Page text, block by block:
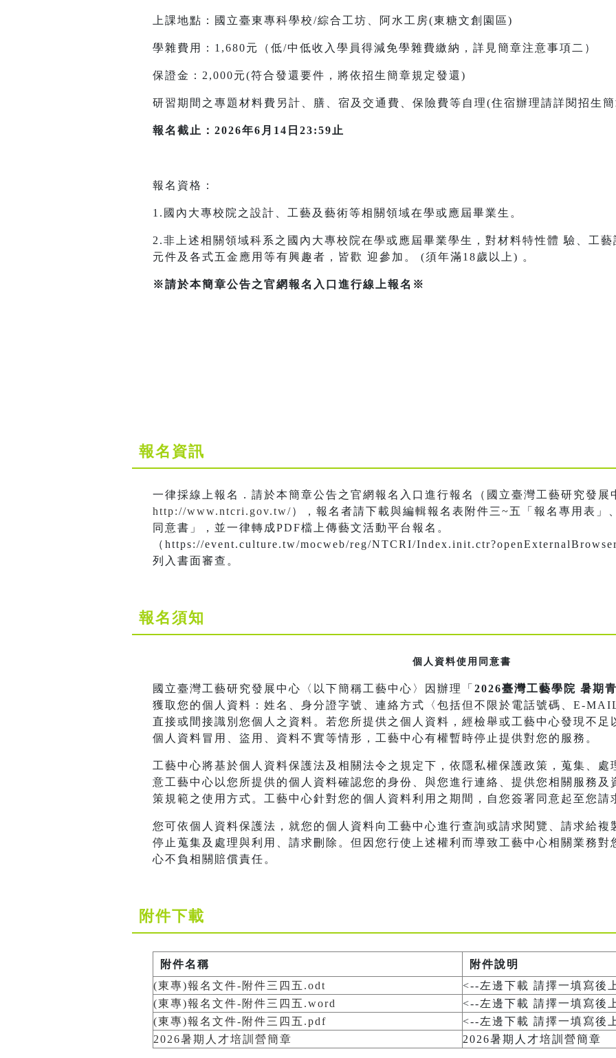
上課地點：國立臺東專科學校/綜合工坊、阿水工房(東糖文創園區)
學雜費用：1,680元（低/中低收入學員得減免學雜費繳納，詳見簡章注意事項二）
保證金：2,000元(符合發還要件，將依招生簡章規定發還)
研習期間之專題材料費另計、膳、宿及交通費、保險費等自理(住宿辦理請詳閱招生
報名截止：2026年6月14日23:59止
報名資格：
1.國內大專校院之設計、工藝及藝術等相關領域在學或應屆畢業生。
2.非上述相關領域科系之國內大專校院在學或應屆畢業學生，對材料特性體 驗、工
元件及各式五金應用等有興趣者，皆歡 迎參加。 (須年滿18歲以上) 。
※請於本簡章公告之官網報名入口進行線上報名※
報名資訊
一律採線上報名．請於本簡章公告之官網報名入口進行報名（國立臺灣工藝研究發展
http://www.ntcri.gov.tw/），報名者請下載與編輯報名表附件三~五「報名專用表」
同意書」，並一律轉成PDF檔上傳藝文活動平台報名。
（https://event.culture.tw/mocweb/reg/NTCRI/
列入書面審查。
報名須知
個人資料使用同意書
國立臺灣工藝研究發展中心〈以下簡稱工藝中心〉因辦理「 2026臺灣工藝學院 暑期
獲取您的個人資料：姓名、身分證字號、連絡方式〈包括但不限於電話號碼、E-
直接或間接識別您個人之資料。若您所提供之個人資料，經檢舉或工藝中心發現不
個人資料冒用、盜用、資料不實等情形，工藝中心有權暫時停止提供對您的服務。
工藝中心將基於個人資料保護法及相關法令之規定下，依隱私權保護政策，蒐集、
意工藝中心以您所提供的個人資料確認您的身份、與您進行連絡、提供您相關服務
策規範之使用方式。工藝中心針對您的個人資料利用之期間，自您簽署同意起至您請
您可依個人資料保護法，就您的個人資料向工藝中心進行查詢或請求閱覽、請求給
停止蒐集及處理與利用、請求刪除。但因您行使上述權利而導致工藝中心相關業務
心不負相關賠償責任。
附件下載
附件名稱
附件說明
(東專)報名文件-附件三四五.odt
<--左邊下載 請擇一填寫後
(東專)報名文件-附件三四五.word
<--左邊下載 請擇一填寫後
(東專)報名文件-附件三四五.pdf
<--左邊下載 請擇一填寫後
2026暑期人才培訓營簡章
2026暑期人才培訓營簡章